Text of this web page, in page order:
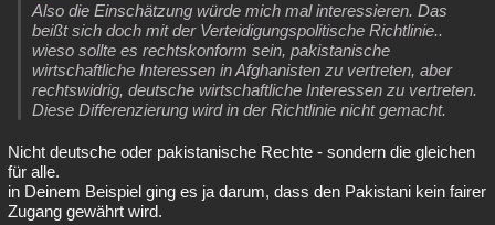
Also die Einschätzung würde mich mal interessieren. Das
beißt sich doch mit der Verteidigungspolitische Richtlinie..
wieso sollte es rechtskonform sein, pakistanische
wirtschaftliche Interessen in Afghanisten zu vertreten, aber
rechtswidrig, deutsche wirtschaftliche Interessen zu vertreten.
Diese Differenzierung wird in der Richtlinie nicht gemacht.
Nicht deutsche oder pakistanische Rechte - sondern die gleichen
für alle.
in Deinem Beispiel ging es ja darum, dass den Pakistani kein fairer
Zugang gewährt wird.